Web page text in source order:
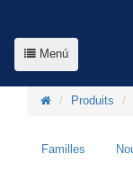
Menú
Produits
Familles